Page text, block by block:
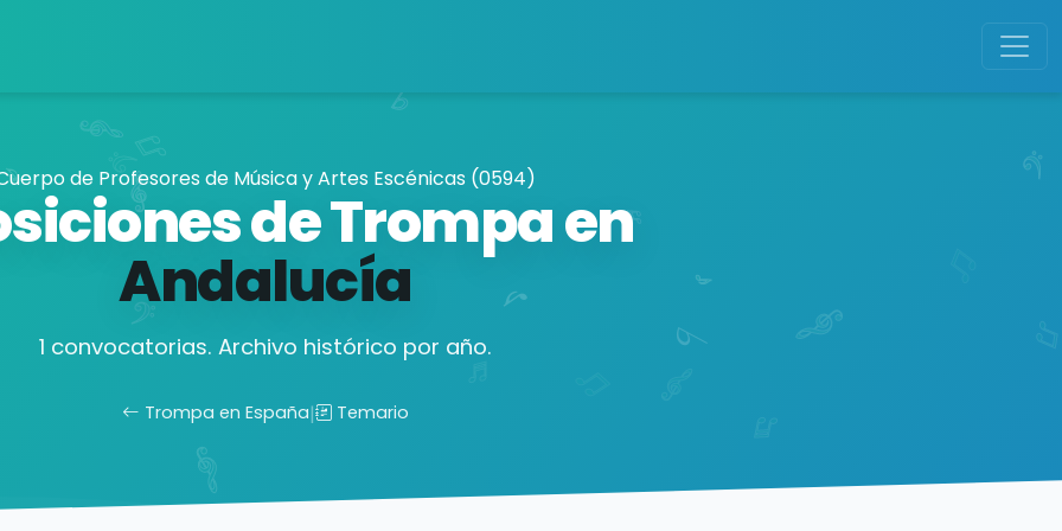
de Profesores de Música y Artes Escénicas (0594)
de Trompa en
Andalucía
1 convocatorias. Archivo histórico por año.
Trompa en España| Temario